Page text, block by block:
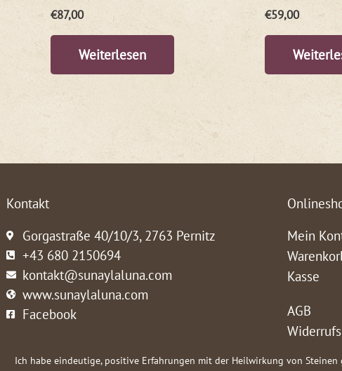
€87,00
Weiterlesen
€59,00
Kontakt
Gorgastraße 40/10/3, 2763 Pernitz
+43 680 2150694
kontakt@sunaylaluna.com
www.sunaylaluna.com
Facebook
Mein
Kasse
AGB
Ich habe eindeutige, positive Erfahrungen mit der Heilwirkung von